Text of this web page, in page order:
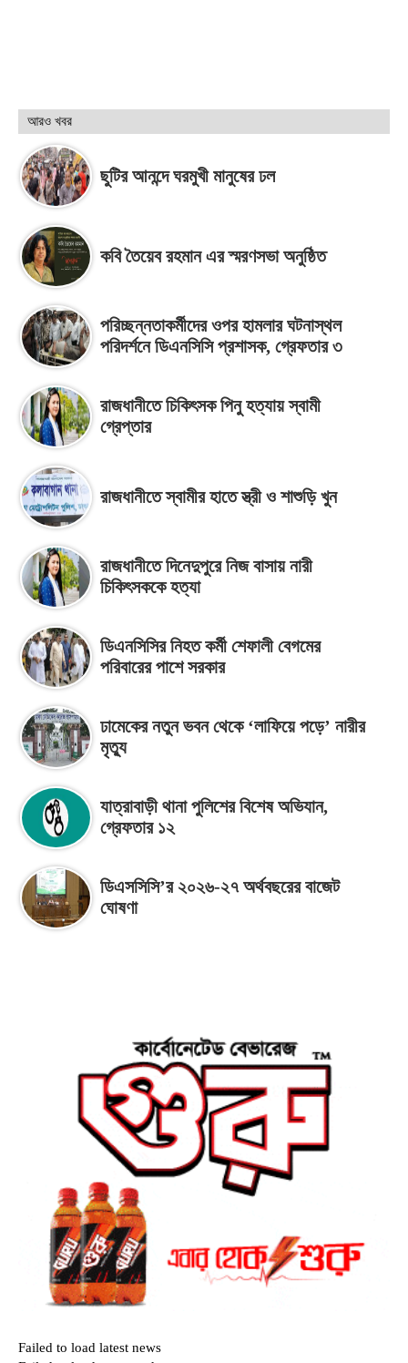
আরও খবর
ছুটির আনন্দে ঘরমুখী মানুষের ঢল
কবি তৈয়েব রহমান এর স্মরণসভা অনুষ্ঠিত
পরিচ্ছন্নতাকর্মীদের ওপর হামলার ঘটনাস্থল
পরিদর্শনে ডিএনসিসি প্রশাসক, গ্রেফতার ৩
রাজধানীতে চিকিৎসক পিনু হত্যায় স্বামী
গ্রেপ্তার
রাজধানীতে স্বামীর হাতে স্ত্রী ও শাশুড়ি খুন
রাজধানীতে দিনেদুপুরে নিজ বাসায় নারী
চিকিৎসককে হত্যা
ডিএনসিসির নিহত কর্মী শেফালী বেগমের
পরিবারের পাশে সরকার
ঢামেকের নতুন ভবন থেকে ‘লাফিয়ে পড়ে’ নারীর
মৃত্যু
যাত্রাবাড়ী থানা পুলিশের বিশেষ অভিযান,
গ্রেফতার ১২
ডিএসসিসি’র ২০২৬-২৭ অর্থবছরের বাজেট
ঘোষণা
Failed to load latest news